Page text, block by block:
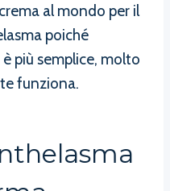
al mondo per il
poiché
più semplice, molto
funziona.